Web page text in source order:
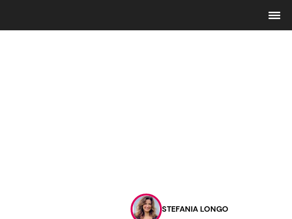
Contattaci
PubblicitàSTEFANIA LONGO